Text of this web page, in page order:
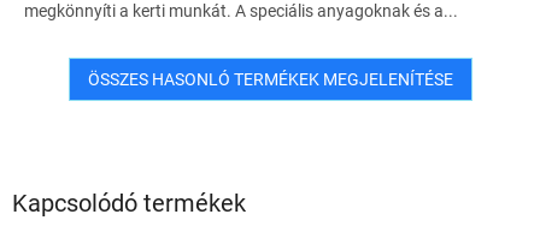
Kapcsolódó termékek
megkönnyíti a kerti munkát. A speciális anyagoknak és a...
ÖSSZES HASONLÓ TERMÉKEK MEGJELENÍTÉSE